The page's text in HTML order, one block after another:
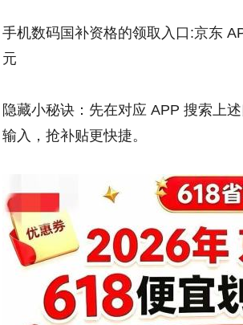
手机数码国补资格的领取入口:京东
元
隐藏小秘诀：先在对应 APP 搜索上
输入，抢补贴更快捷。